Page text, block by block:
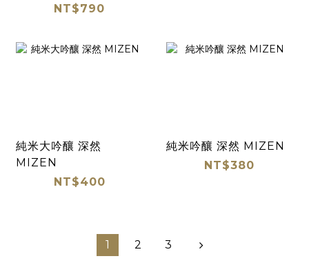
NT$790
純米大吟釀 深然
MIZEN
NT$400
純米吟釀 深然 MIZEN
NT$380
1 2 3